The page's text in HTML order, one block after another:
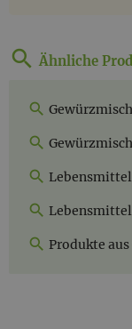
Ähnliche
Lebensmittel
Produkte